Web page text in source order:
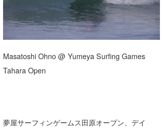
Masatoshi Ohno @ Yumeya Surfing Games
Tahara Open
夢屋サーフィンゲームス田原オープン、デイ
伊豆
千葉南
四国
ルール＆How to
VOTE!
サーファーズ